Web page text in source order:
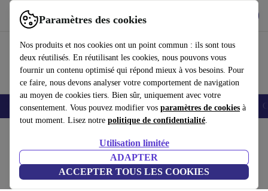
Paramètres des cookies
Nos produits et nos cookies ont un point commun : ils sont tous
deux réutilisés. En réutilisant les cookies, nous pouvons vous
fournir un contenu optimisé qui répond mieux à vos besoins. Pour
ce faire, nous devons analyser votre comportement de navigation
au moyen de cookies tiers. Bien sûr, uniquement avec votre
consentement. Vous pouvez modifier vos paramètres de cookies à
tout moment. Lisez notre politique de confidentialité.
Utilisation limitée
ADAPTER
ACCEPTER TOUS LES COOKIES
Utilisez refurbed rapidement et facilement
Smartphones Laptops Tablettes Montres connectées Accessoires
Maxsun GeForce GTX 710
2 GB GDDR3